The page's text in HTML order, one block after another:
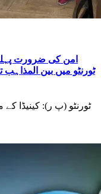
امن کی ضرورت
ٹورنٹو میں بین
ٹورنٹو (پ ر): کینیڈا